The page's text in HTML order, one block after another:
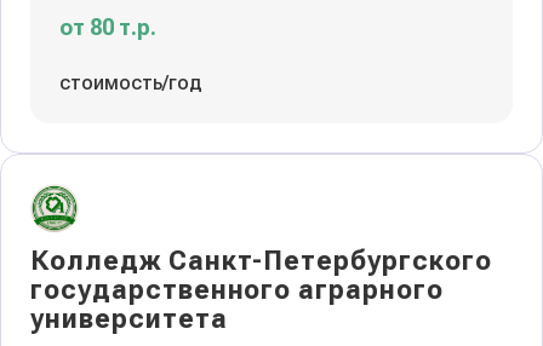
от 80 т.р.
стоимость/год
Колледж Санкт-Петербургского
государственного аграрного
университета